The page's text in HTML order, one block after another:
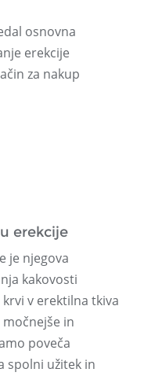
osnovna
erekcije
za nakup
erekcije
je njegova
kakovosti
v erektilna tkiva
in
poveča
spolni užitek in